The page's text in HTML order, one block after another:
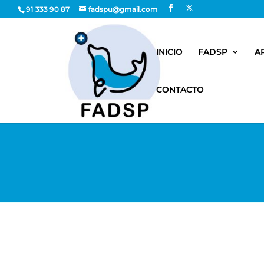
91 333 90 87 fadspu@gmail.com
INICIO FADSP
CONTACTO